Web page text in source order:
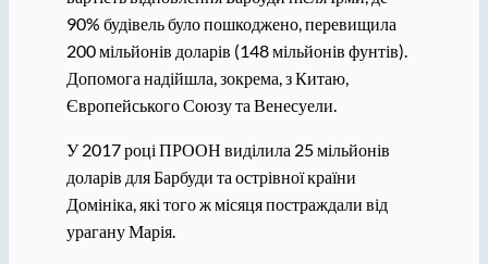
90% будівель було пошкоджено, перевищила
200 мільйонів доларів (148 мільйонів фунтів).
Допомога надійшла, зокрема, з Китаю,
Європейського Союзу та Венесуели.
У 2017 році ПРООН виділила 25 мільйонів
доларів для Барбуди та острівної країни
Домініка, які того ж місяця постраждали від
урагану Марія.